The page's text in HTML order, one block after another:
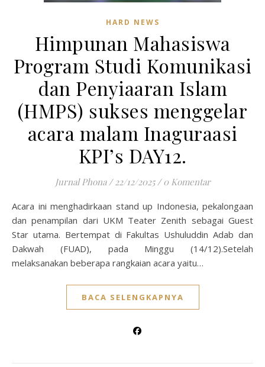
HARD NEWS
Himpunan Mahasiswa
Program Studi Komunikasi
dan Penyiaaran Islam
(HMPS) sukses menggelar
acara malam Inaguraasi
KPI’s DAY12.
Jurnal Phona / 22/12/2025 / 0 Komentar
Acara ini menghadirkaan stand up Indonesia, pekalongaan
dan penampilan dari UKM Teater Zenith sebagai Guest
Star utama. Bertempat di Fakultas Ushuluddin Adab dan
Dakwah (FUAD), pada Minggu (14/12).Setelah
melaksanakan beberapa rangkaian acara yaitu…
BACA SELENGKAPNYA